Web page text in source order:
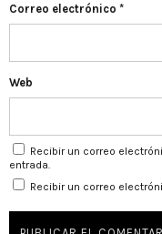
Correo electrónico *
Web
Recibir un correo
entrada.
Recibir un correo